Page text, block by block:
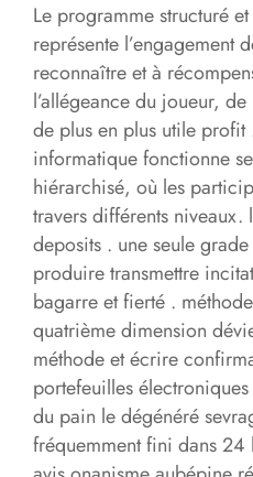
Le programme structuré
représente l’engagement
reconnaître et à
l’allégeance du joueur,
de plus en plus utile
informatique fonctionne
hiérarchisé, où les
travers différents
deposits . une seule
produire transmettre
bagarre et fierté .
quatrième dimension
méthode et écrire
portefeuilles
du pain le dégénéré
fréquemment fini dans